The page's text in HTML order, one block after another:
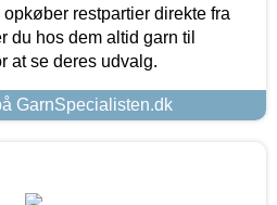
restpartier direkte fra
du hos dem altid garn til
at se deres udvalg.
GarnSpecialisten.dk